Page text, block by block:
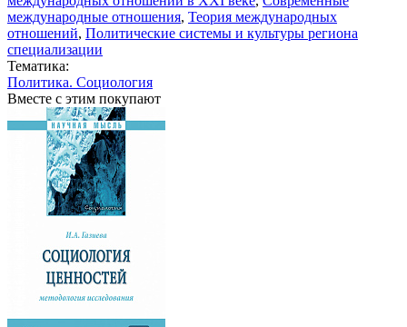
международные отношения, Теория международных
отношений, Политические системы и культуры региона
специализации
Тематика:
Политика. Социология
Вместе с этим покупают